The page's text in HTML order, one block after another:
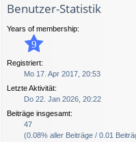
Benutzer-Statistik
Years of membership:
9
Registriert:
Mo 17. Apr 2017, 20:53
Letzte Aktivität:
Do 22. Jan 2026, 20:22
Beiträge insgesamt:
47
(0.08% aller Beiträge / 0.01